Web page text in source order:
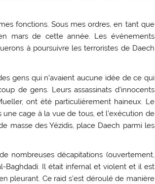
fonctions. Sous mes ordres, en tant que
mars de cette année. Les événements
à poursuivre les terroristes de Daech
gens qui n’avaient aucune idée de ce qui
de gens. Leurs assassinats d’innocents
ont été particulièrement haineux. Le
cage à la vue de tous, et l’exécution de
masse des Yézidis, place Daech parmi les
nombreuses décapitations (ouvertement,
Baghdadi. Il était infernal et violent et il est
pleurant. Ce raid s’est déroulé de manière